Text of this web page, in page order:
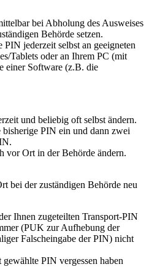
bei Abholung des Ausweises
Behörde setzen.
jederzeit selbst an geeigneten
Tablets oder an Ihrem PC (mit
einer Software (z.B. die
und beliebig oft selbst ändern.
PIN ein und dann zwei
vor Ort in der Behörde ändern.
bei der zuständigen Behörde neu
Ihnen zugeteilten Transport-PIN
(PUK zur Aufhebung der
Falscheingabe der PIN) nicht
PIN vergessen haben